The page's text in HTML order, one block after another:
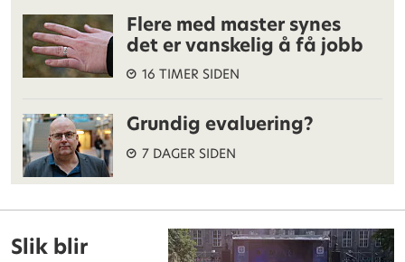
Flere med master synes
det er vanskelig å få jobb
16 TIMER SIDEN
Grundig evaluering?
7 DAGER SIDEN
Slik blir